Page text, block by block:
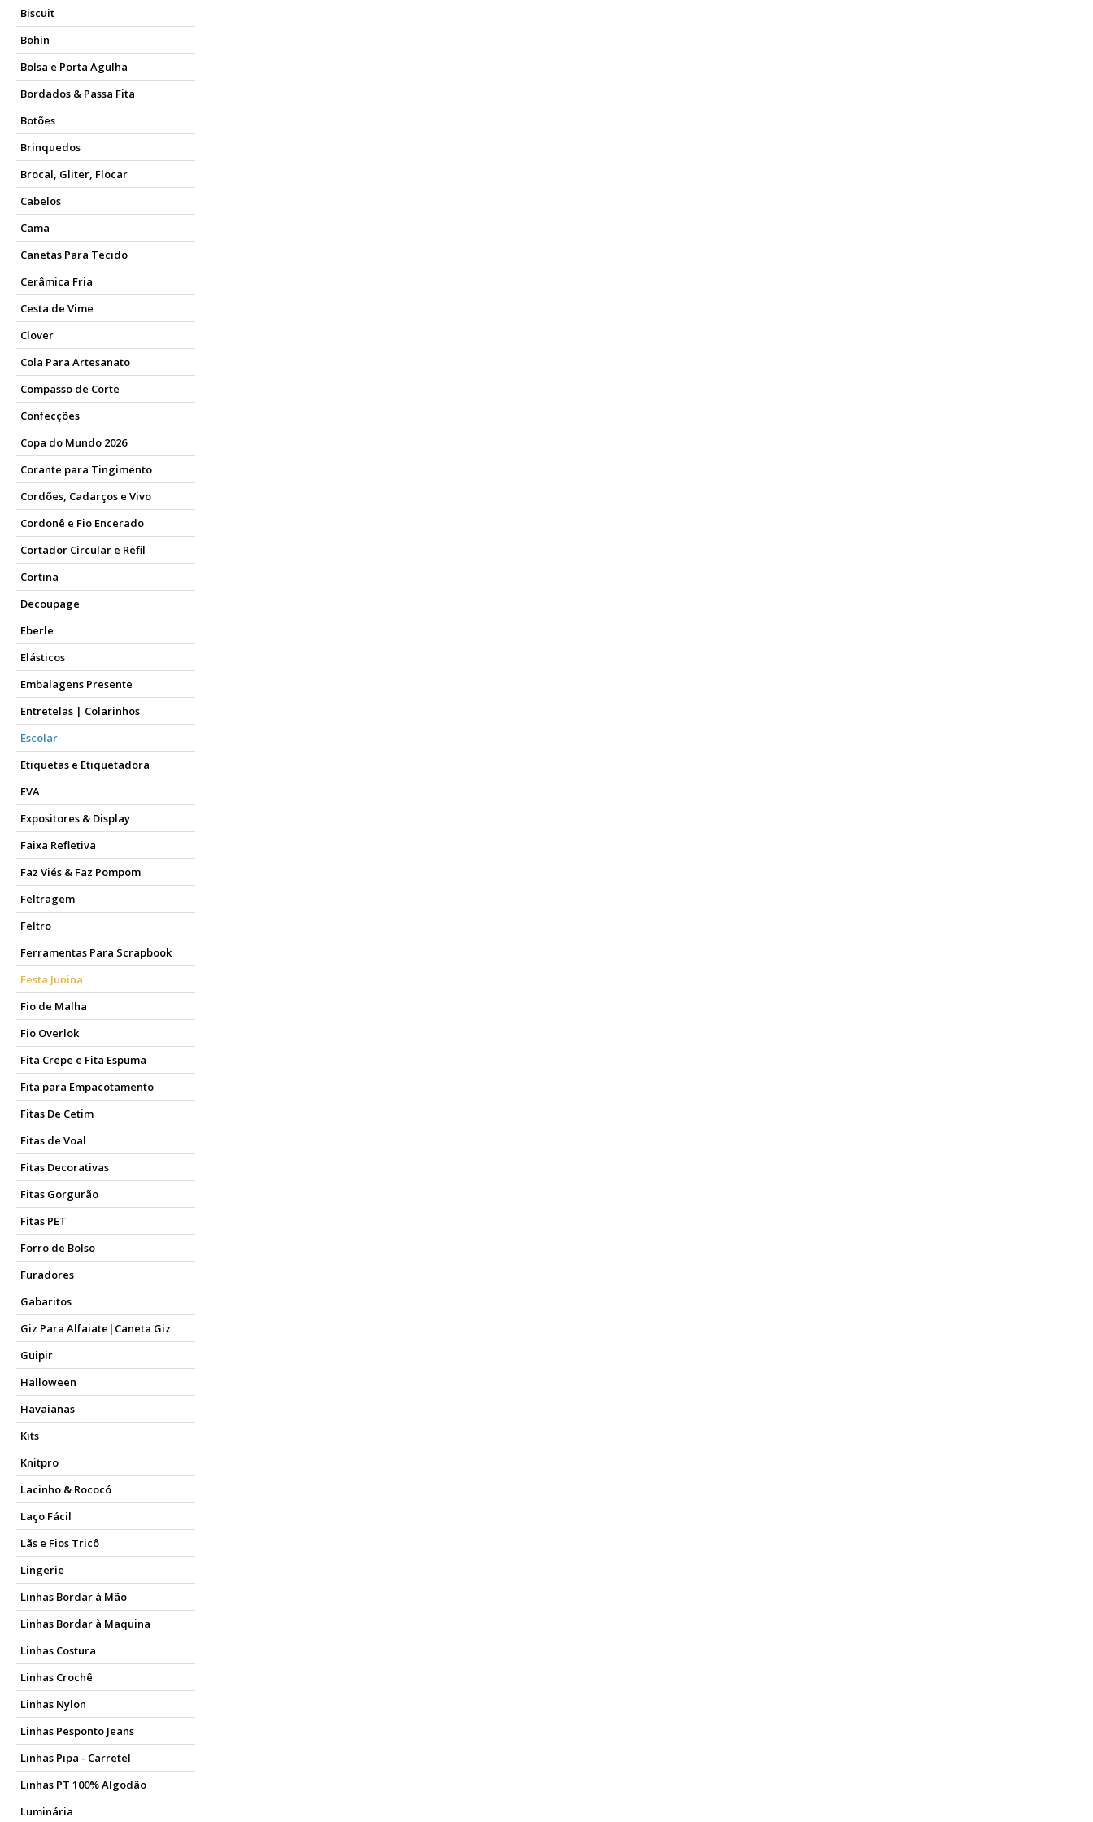
Biscuit
Bohin
Bolsa e Porta Agulha
Bordados & Passa Fita
Botões
Brinquedos
Brocal, Gliter, Flocar
Cabelos
Cama
Canetas Para Tecido
Cerâmica Fria
Cesta de Vime
Clover
Cola Para Artesanato
Compasso de Corte
Confecções
Copa do Mundo 2026
Corante para Tingimento
Cordões, Cadarços e Vivo
Cordonê e Fio Encerado
Cortador Circular e Refil
Cortina
Decoupage
Eberle
Elásticos
Embalagens Presente
Entretelas | Colarinhos
Escolar
Etiquetas e Etiquetadora
EVA
Expositores & Display
Faixa Refletiva
Faz Viés & Faz Pompom
Feltragem
Feltro
Ferramentas Para Scrapbook
Festa Junina
Fio de Malha
Fio Overlok
Fita Crepe e Fita Espuma
Fita para Empacotamento
Fitas De Cetim
Fitas de Voal
Fitas Decorativas
Fitas Gorgurão
Fitas PET
Forro de Bolso
Furadores
Gabaritos
Giz Para Alfaiate|Caneta Giz
Guipir
Halloween
Havaianas
Kits
Knitpro
Lacinho & Rococó
Laço Fácil
Lãs e Fios Tricô
Lingerie
Linhas Bordar à Mão
Linhas Bordar à Maquina
Linhas Costura
Linhas Crochê
Linhas Nylon
Linhas Pesponto Jeans
Linhas Pipa - Carretel
Linhas PT 100% Algodão
Luminária